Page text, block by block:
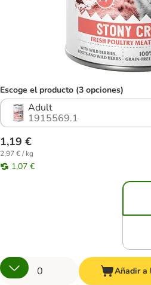
Escoge el producto (3 opciones)
Adult
1915569.1
1,19 €
2,97 € / kg
1,07 €
Añadir a